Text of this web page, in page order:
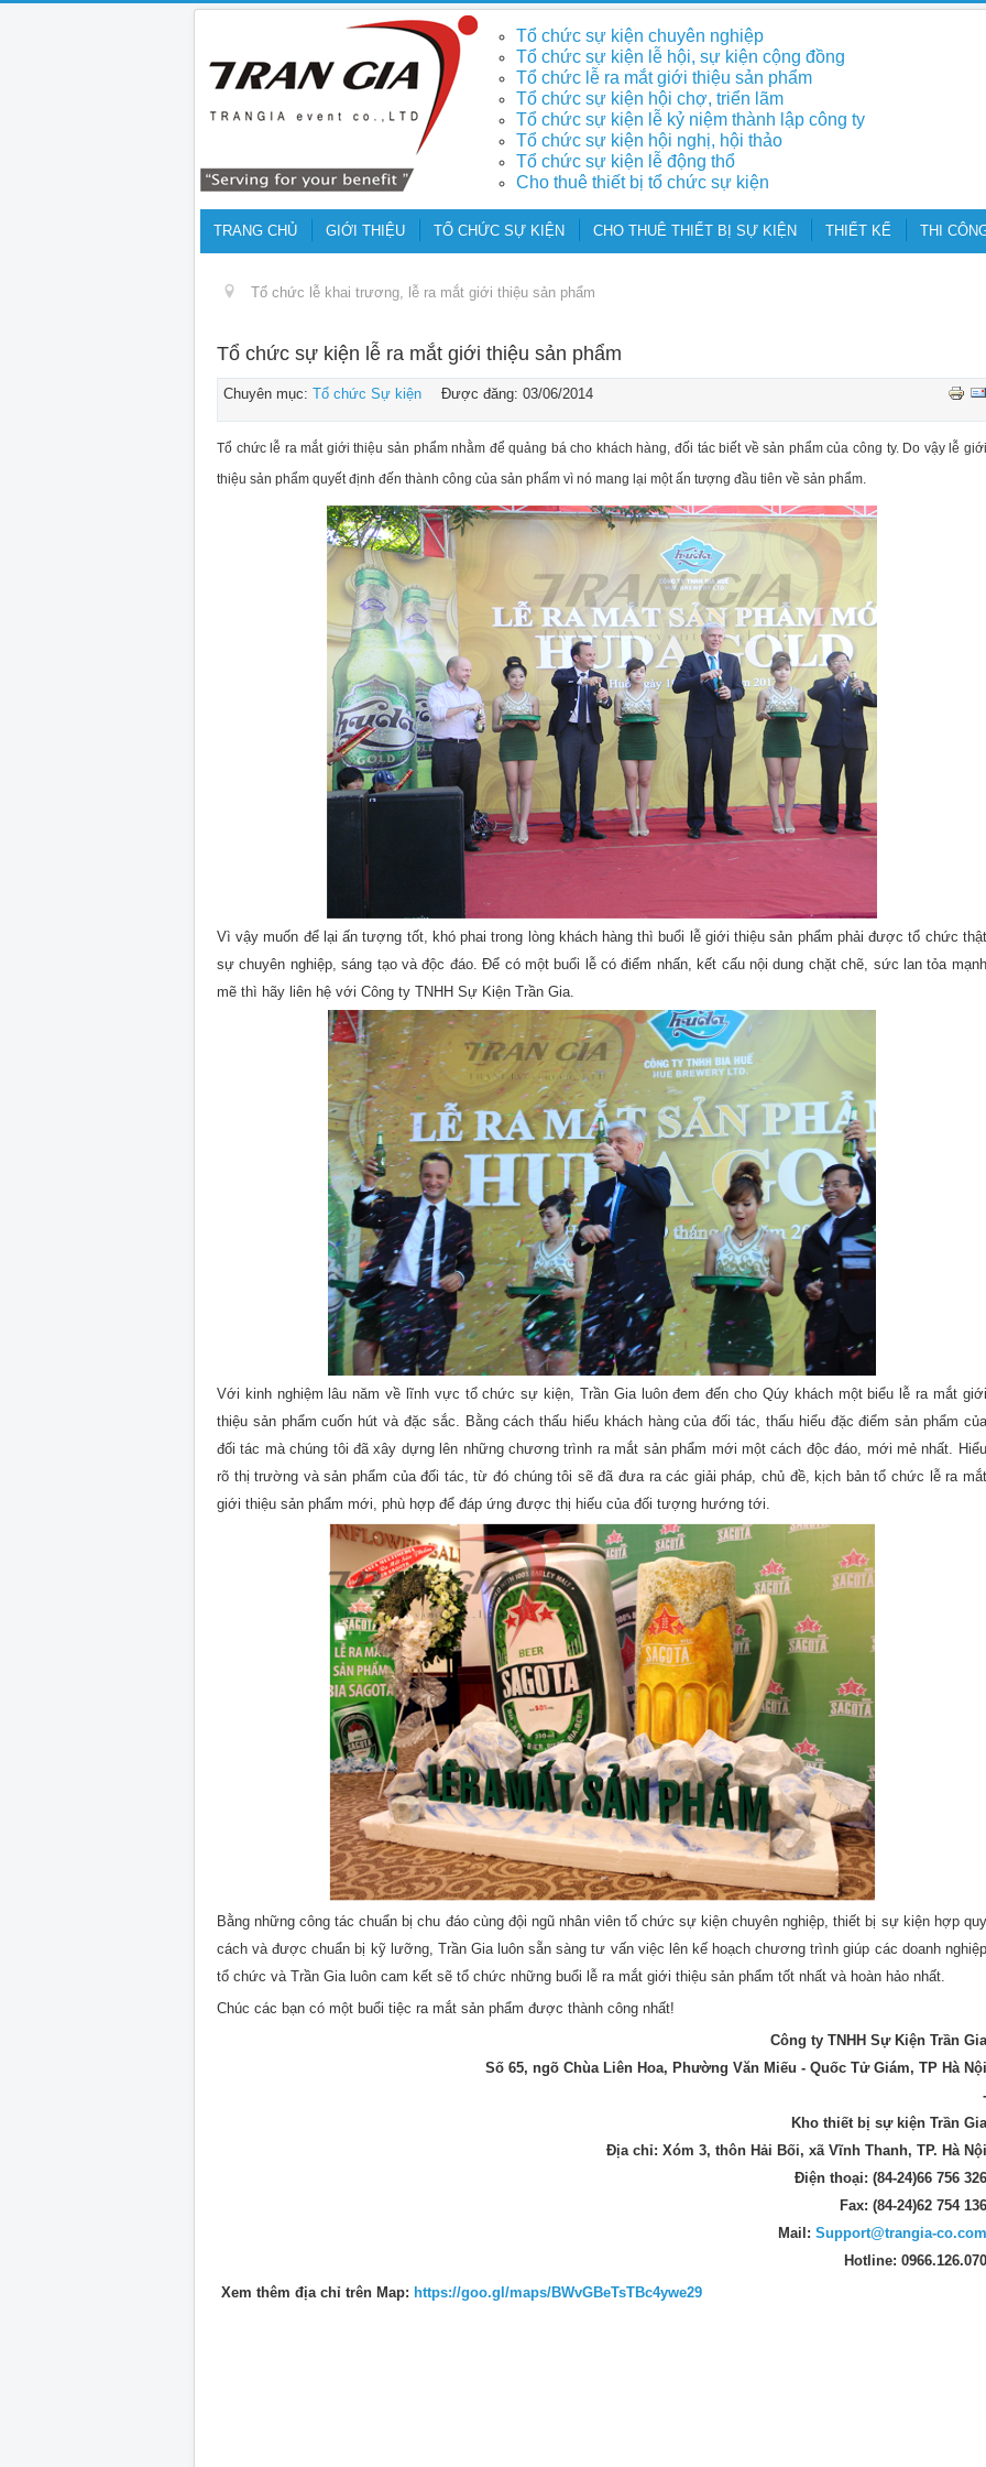
Tổ chức sự kiện chuyên nghiệp
Tổ chức sự kiện lễ hội, sự kiện cộng đồng
Tổ chức lễ ra mắt giới thiệu sản phẩm
Tổ chức sự kiện hội chợ, triển lãm
Tổ chức sự kiện lễ kỷ niệm thành lập công ty
Tổ chức sự kiện hội nghị, hội thảo
Tổ chức sự kiện lễ động thổ
Cho thuê thiết bị tổ chức sự kiện
TRANG CHỦ GIỚI THIỆU TỔ CHỨC SỰ KIỆN CHO THUÊ THIẾT BỊ SỰ KIỆN THIẾT KẾ THI
Tổ chức lễ khai trương, lễ ra mắt giới thiệu sản phẩm
Tổ chức sự kiện lễ ra mắt giới thiệu sản phẩm
Chuyên mục: Tổ chức Sự kiện Được đăng: 03/06/2014
Tổ chức lễ ra mắt giới thiệu sản phẩm nhằm để quảng bá cho khách hàng, đối tác biết về sản phẩm của công ty. Do vậy lễ giới
thiệu sản phẩm quyết định đến thành công của sản phẩm vì nó mang lại một ấn tượng đầu tiên về sản phẩm.
Vì vậy muốn để lại ấn tượng tốt, khó phai trong lòng khách hàng thì buổi lễ giới thiệu sản phẩm phải được tổ chức thật
sự chuyên nghiệp, sáng tạo và độc đáo. Để có một buổi lễ có điểm nhấn, kết cấu nội dung chặt chẽ, sức lan tỏa mạnh
mẽ thì hãy liên hệ với Công ty TNHH Sự Kiện Trần Gia.
Với kinh nghiệm lâu năm về lĩnh vực tổ chức sự kiện, Trần Gia luôn đem đến cho Qúy khách một biểu lễ ra mắt giới
thiệu sản phẩm cuốn hút và đặc sắc. Bằng cách thấu hiểu khách hàng của đối tác, thấu hiểu đặc điểm sản phẩm của
đối tác mà chúng tôi đã xây dựng lên những chương trình ra mắt sản phẩm mới một cách độc đáo, mới mẻ nhất. Hiểu
rõ thị trường và sản phẩm của đối tác, từ đó chúng tôi sẽ đã đưa ra các giải pháp, chủ đề, kịch bản tổ chức lễ ra mắt
giới thiệu sản phẩm mới, phù hợp để đáp ứng được thị hiếu của đối tượng hướng tới.
Bằng những công tác chuẩn bị chu đáo cùng đội ngũ nhân viên tổ chức sự kiện chuyên nghiệp, thiết bị sự kiện hợp quy
cách và được chuẩn bị kỹ lưỡng, Trần Gia luôn sẵn sàng tư vấn việc lên kế hoạch chương trình giúp các doanh nghiệp
tổ chức và Trần Gia luôn cam kết sẽ tổ chức những buổi lễ ra mắt giới thiệu sản phẩm tốt nhất và hoàn hảo nhất.
Chúc các bạn có một buổi tiệc ra mắt sản phẩm được thành công nhất!
Công ty TNHH Sự Kiện Trần Gia
Số 65, ngõ Chùa Liên Hoa, Phường Văn Miếu - Quốc Tử Giám, TP Hà Nội
-
Kho thiết bị sự kiện Trần Gia
Địa chỉ: Xóm 3, thôn Hải Bối, xã Vĩnh Thanh, TP. Hà Nội
Điện thoại: (84-24)66 756 326
Fax: (84-24)62 754 136
Mail: Support@trangia-co.com
Hotline: 0966.126.070
Xem thêm địa chỉ trên Map: https://goo.gl/maps/BWvGBeTsTBc4ywe29